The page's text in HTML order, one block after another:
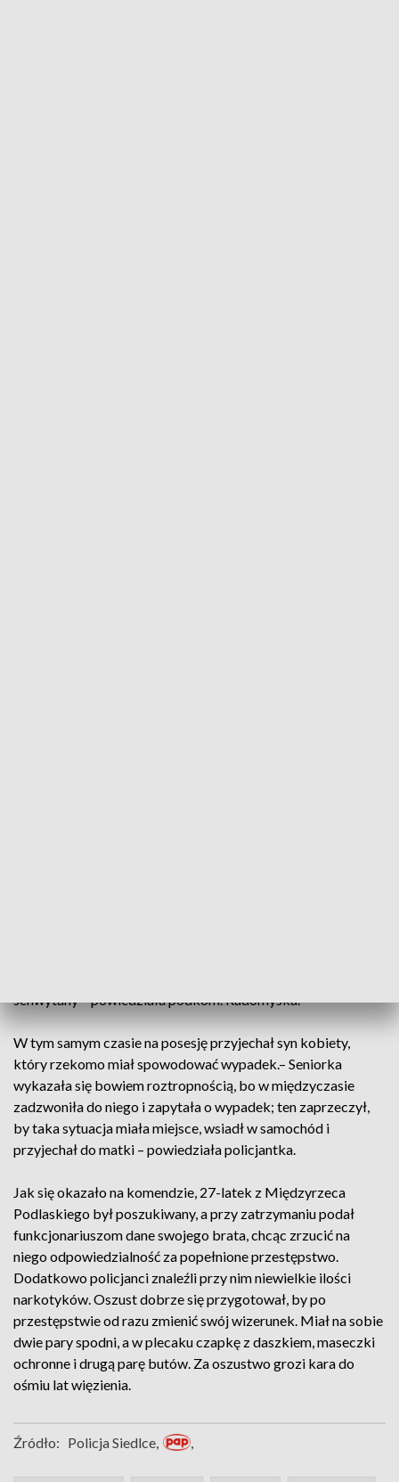
schwytany – powiedziała podkom. Radomyska.
W tym samym czasie na posesję przyjechał syn kobiety,
który rzekomo miał spowodować wypadek.– Seniorka
wykazała się bowiem roztropnością, bo w międzyczasie
zadzwoniła do niego i zapytała o wypadek; ten zaprzeczył,
by taka sytuacja miała miejsce, wsiadł w samochód i
przyjechał do matki – powiedziała policjantka.
Jak się okazało na komendzie, 27-latek z Międzyrzeca
Podlaskiego był poszukiwany, a przy zatrzymaniu podał
funkcjonariuszom dane swojego brata, chcąc zrzucić na
niego odpowiedzialność za popełnione przestępstwo.
Dodatkowo policjanci znaleźli przy nim niewielkie ilości
narkotyków. Oszust dobrze się przygotował, by po
przestępstwie od razu zmienić swój wizerunek. Miał na sobie
dwie pary spodni, a w plecaku czapkę z daszkiem, maseczki
ochronne i drugą parę butów. Za oszustwo grozi kara do
ośmiu lat więzienia.
Źródło: Policja Siedlce, ,